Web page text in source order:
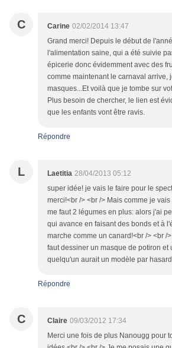
C Carine 02/02/2014 13:47
Grand merci! Depuis le début de
l'alimentation saine, qui a été suivie
épicerie donc évidemment avec des
comme maintenant le carnaval arrive,
masques...Et voilà que je tombe sur
Plus besoin de chercher, le lien est
que les enfants vont être ravis.
Répondre
L Laetitia 28/04/2013 05:12
super idée! je vais le faire pour le
merci!<br /> <br /> Mais comme je vais
me faut 2 légumes en plus: alors j'ai
qui avance en faisant des bonds et à
marche comme un canard!<br /> <br /
faut dessiner un masque de potiron et
quelqu'un aurait un modèle par
Répondre
C Claire 09/03/2012 17:34
Merci une fois de plus Nanougg pour